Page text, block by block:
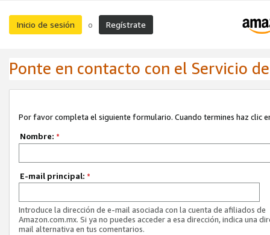
Inicio de sesión o Regístrate
Ponte en contacto con el Servicio
Por favor completa el siguiente formulario. Cuando termines haz clic
Nombre: *
E-mail principal: *
Introduce la dirección de e-mail asociada con la cuenta de afiliados de
Amazon.com.mx. Si ya no puedes acceder a esa dirección, indica una
mail alternativa en tus comentarios.